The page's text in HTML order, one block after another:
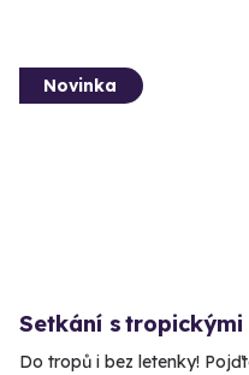
Novinka
Setkání s
Do tropů i bez letenky!